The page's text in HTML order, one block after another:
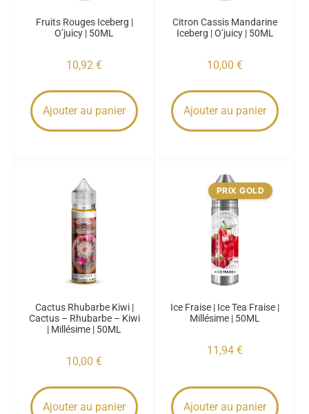
Fruits Rouges Iceberg |
O’juicy | 50ML
10,92 €
Ajouter au panier
Citron Cassis Mandarine
Iceberg | O’juicy | 50ML
10,00 €
Ajouter au panier
Cactus Rhubarbe Kiwi |
Cactus – Rhubarbe – Kiwi
| Millésime | 50ML
10,00 €
Ajouter au panier
PRIX GOLD
Ice Fraise | Ice Tea Fraise |
Millésime | 50ML
11,94 €
Ajouter au panier